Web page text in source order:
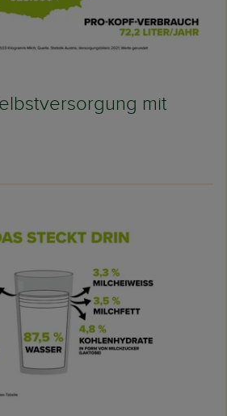
mit